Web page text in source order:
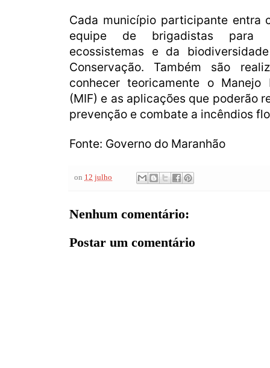
Cada município participante entra
equipe de brigadistas para
ecossistemas e da
Conservação. Também são
conhecer teoricamente o Manejo
(MIF) e as aplicações que poderão
prevenção e combate a incêndios
Fonte: Governo do Maranhão
on 12 julho
Nenhum comentário:
Postar um comentário